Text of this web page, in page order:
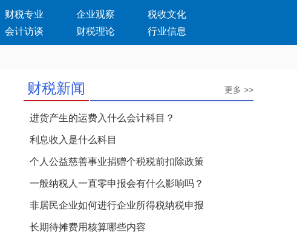
财税专业 企业观察
税收文化
会计访谈 财税理论 行业信息
财税新闻 更多 >>
进货产生的运费入什么会计科目？
利息收入是什么科目
个人公益慈善事业捐赠个税税前扣除政策
一般纳税人一直零申报会有什么影响吗？
非居民企业如何进行企业所得税纳税申报
长期待摊费用核算哪些内容